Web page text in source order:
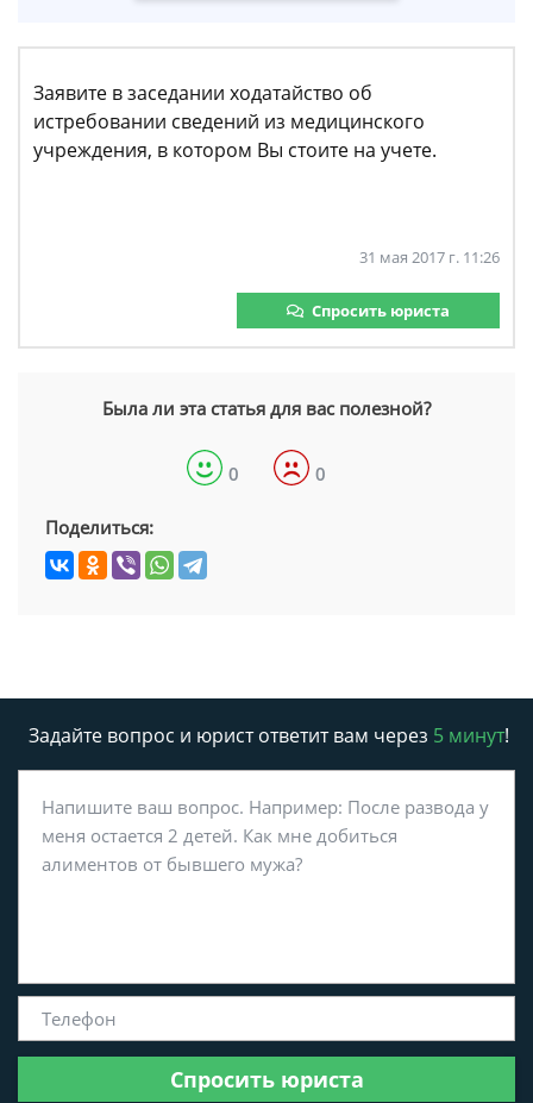
Заявите в заседании ходатайство об
истребовании сведений из медицинского
учреждения, в котором Вы стоите на учете.
31 мая 2017 г. 11:26
Спросить юриста
Была ли эта статья для вас полезной?
0 0
Поделиться:
Задайте вопрос и юрист ответит вам через 5 минут!
Спросить юриста